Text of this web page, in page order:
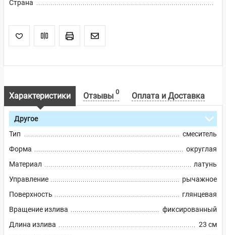
Страна
Характеристики Отзывы 0 Оплата и Доставка
Другое
Тип
смеситель
Форма
округлая
Материал
латунь
Управление
рычажное
Поверхность
глянцевая
Вращение излива
фиксированный
Длина излива
23 см